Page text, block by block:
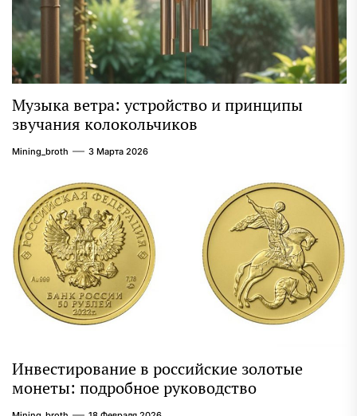
Музыка ветра: устройство и принципы
звучания колокольчиков
Mining_broth 3 Марта 2026
Инвестирование в российские золотые
монеты: подробное руководство